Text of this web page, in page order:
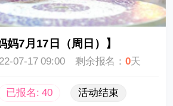
妈7月17日（周日）】
07-17 09:00 剩余报名：0天
已报名: 40 活动结束